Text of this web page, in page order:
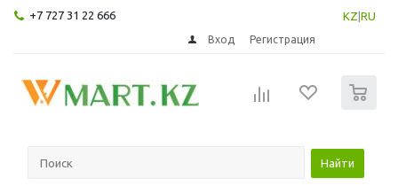
+7 727 31 22 666 KZ RU
Вход Регистрация
Найти